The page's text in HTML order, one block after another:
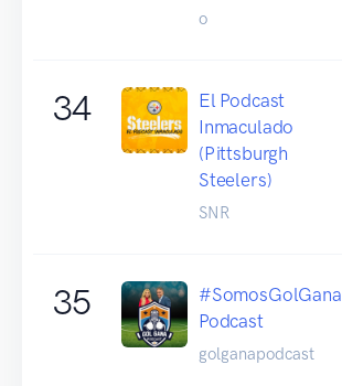
o
34
El Podcast
Inmaculado
(Pittsburgh
Steelers)
SNR
35
#SomosGolGana
Podcast
golganapodcast